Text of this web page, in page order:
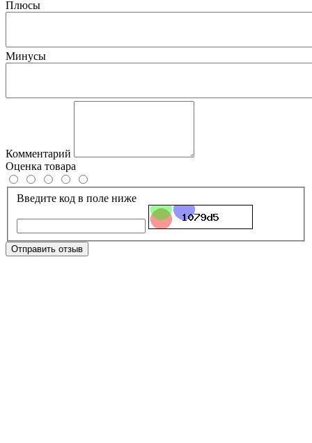
Плюсы
Минусы
Комментарий
Оценка товара
Введите код в поле ниже
Отправить отзыв